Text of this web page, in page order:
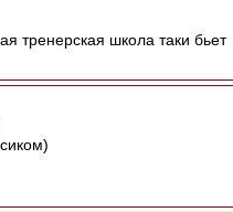
тренерская школа таки бьет